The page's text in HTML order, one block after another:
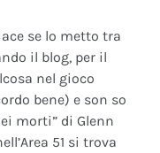
se lo metto tra
il blog, per il
nel gioco
bene) e son so
morti” di Glenn
51 si trova